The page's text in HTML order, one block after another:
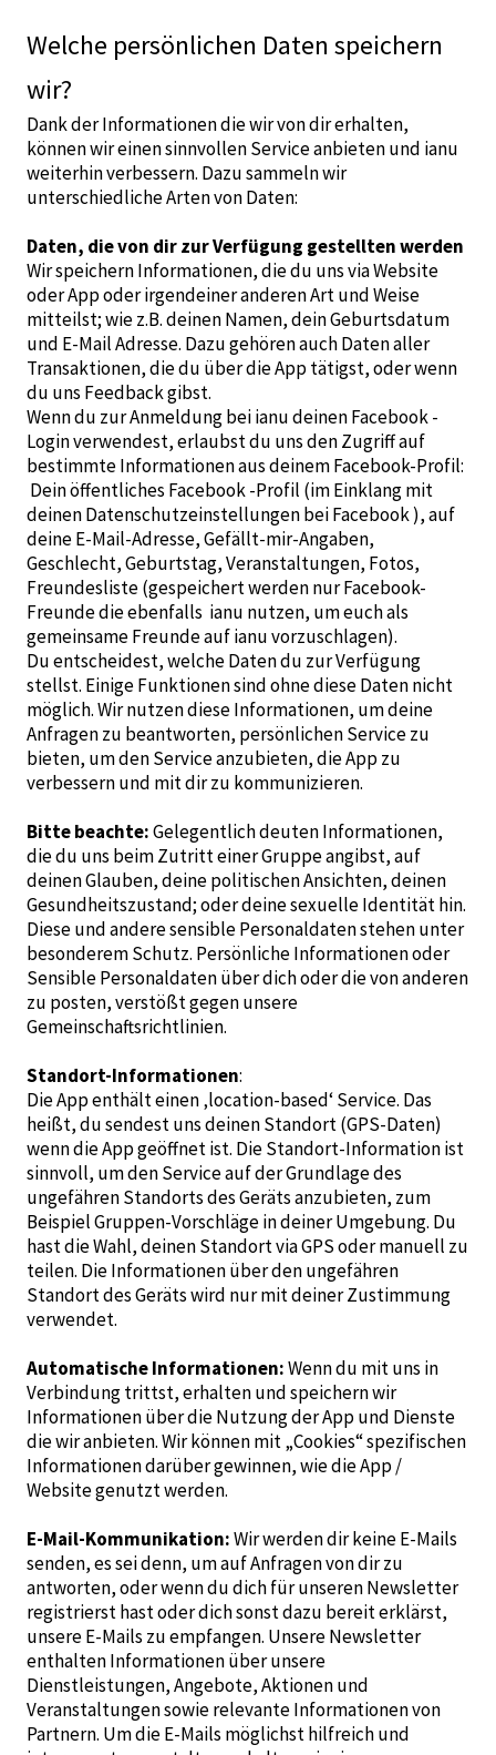
Welche persönlichen Daten speichern
wir?
Dank der Informationen die wir von dir erhalten,
können wir einen sinnvollen Service anbieten und ianu
weiterhin verbessern. Dazu sammeln wir
unterschiedliche Arten von Daten:
Daten, die von dir zur Verfügung gestellten werden
Wir speichern Informationen, die du uns via Website
oder App oder irgendeiner anderen Art und Weise
mitteilst; wie z.B. deinen Namen, dein Geburtsdatum
und E-Mail Adresse. Dazu gehören auch Daten aller
Transaktionen, die du über die App tätigst, oder wenn
du uns Feedback gibst.
Wenn du zur Anmeldung bei ianu deinen Facebook -
Login verwendest, erlaubst du uns den Zugriff auf
bestimmte Informationen aus deinem Facebook-Profil:
Dein öffentliches Facebook -Profil (im Einklang mit
deinen Datenschutzeinstellungen bei Facebook ), auf
deine E-Mail-Adresse, Gefällt-mir-Angaben,
Geschlecht, Geburtstag, Veranstaltungen, Fotos,
Freundesliste (gespeichert werden nur Facebook-
Freunde die ebenfalls ianu nutzen, um euch als
gemeinsame Freunde auf ianu vorzuschlagen).
Du entscheidest, welche Daten du zur Verfügung
stellst. Einige Funktionen sind ohne diese Daten nicht
möglich. Wir nutzen diese Informationen, um deine
Anfragen zu beantworten, persönlichen Service zu
bieten, um den Service anzubieten, die App zu
verbessern und mit dir zu kommunizieren.
Bitte beachte:Gelegentlich deuten Informationen,
die du uns beim Zutritt einer Gruppe angibst, auf
deinen Glauben, deine politischen Ansichten, deinen
Gesundheitszustand; oder deine sexuelle Identität hin.
Diese und andere sensible Personaldaten stehen unter
besonderem Schutz. Persönliche Informationen oder
Sensible Personaldaten über dich oder die von anderen
zu posten, verstößt gegen unsere
Gemeinschaftsrichtlinien.
Standort-Informationen:
Die App enthält einen ‚location-based‘ Service. Das
heißt, du sendest uns deinen Standort (GPS-Daten)
wenn die App geöffnet ist. Die Standort-Information ist
sinnvoll, um den Service auf der Grundlage des
ungefähren Standorts des Geräts anzubieten, zum
Beispiel Gruppen-Vorschläge in deiner Umgebung. Du
hast die Wahl, deinen Standort via GPS oder manuell zu
teilen. Die Informationen über den ungefähren
Standort des Geräts wird nur mit deiner Zustimmung
verwendet.
Automatische Informationen:Wenn du mit uns in
Verbindung trittst, erhalten und speichern wir
Informationen über die Nutzung der App und Dienste
die wir anbieten. Wir können mit „Cookies“ spezifischen
Informationen darüber gewinnen, wie die App /
Website genutzt werden.
E-Mail-Kommunikation:Wir werden dir keine E-Mails
senden, es sei denn, um auf Anfragen von dir zu
antworten, oder wenn du dich für unseren Newsletter
registrierst hast oder dich sonst dazu bereit erklärst,
unsere E-Mails zu empfangen. Unsere Newsletter
enthalten Informationen über unsere
Dienstleistungen, Angebote, Aktionen und
Veranstaltungen sowie relevante Informationen von
Partnern. Um die E-Mails möglichst hilfreich und